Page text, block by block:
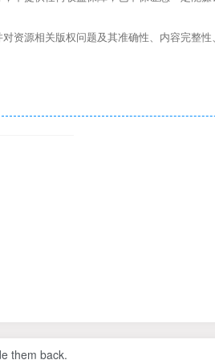
资源相关版权问题及其准确性、内容完整性
them back.